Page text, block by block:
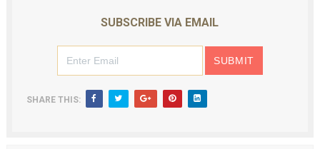
SUBSCRIBE VIA EMAIL
SHARE THIS: